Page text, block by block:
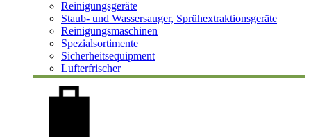
Reinigungsgeräte
Staub- und Wassersauger, Sprühextraktionsgeräte
Reinigungsmaschinen
Spezialsortimente
Sicherheitsequipment
Lufterfrischer